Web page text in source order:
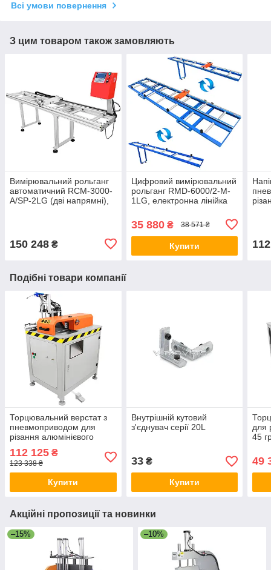
Всі умови повернення
З цим товаром також замовляють
Вимірювальний рольганг
автоматичний RCM-3000-
A/SP-2LG (дві напрямні),
150 248 ₴
Цифровий вимірювальний
рольганг RMD-6000/2-M-
1LG, електронна лінійка
роликовий конвеєр
35 880₴ 38 571 ₴
Купити
Подібні товари компанії
Торцювальний верстат з
пневмоприводом для
різання алюмінієвого
профілю під кутом 45
градусів TM-SAP45-405
112 125 ₴
123 338 ₴
Купити
Внутрішній кутовий
з'єднувач серії 20L
33₴
Купити
для
45
49
Акційні пропозиції та новинки
–15% –10%